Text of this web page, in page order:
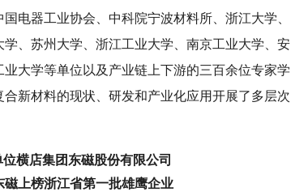
电器工业协会、中科院宁波材料所、浙江大学、
、苏州大学、浙江工业大学、南京工业大学、安
大学等单位以及产业链上下游的三百余位专家学
新材料的现状、研发和产业化应用开展了多层次
位横店集团东磁股份有限公司
磁上榜浙江省第一批雄鹰企业